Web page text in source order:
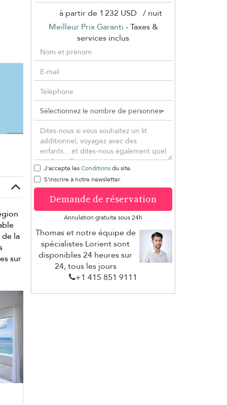
la
sur
à partir de 1 232 USD / nuit
Meilleur Prix Garanti - Taxes &
services inclus
J'accepte lesConditionsdu site.
S'inscrire à notre newsletter.
Demande de réservation
Annulation gratuite sous 24h
Thomas et notre équipe de
spécialistes Lorient sont
disponibles 24 heures sur
24, tous les jours
+1 ​415 851 9111